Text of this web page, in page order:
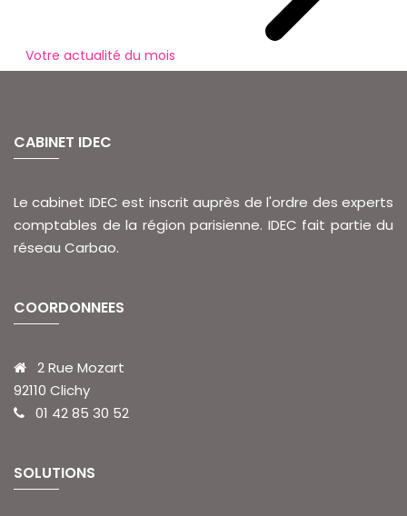
Votre actualité du mois
CABINET IDEC
Le cabinet IDEC est inscrit auprès de l'ordre des experts
comptables de la région parisienne. IDEC fait partie du
réseau Carbao.
COORDONNEES
2 Rue Mozart
92110 Clichy
01 42 85 30 52
SOLUTIONS